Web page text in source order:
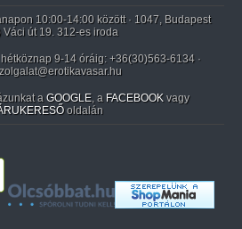
10:00-14:00 között · 1047, Budapest
Váci út 19. 312-es iroda
9-14 óráig: +36(30)563-6134 ·
a GOOGLE, a FACEBOOK vagy
oldalán